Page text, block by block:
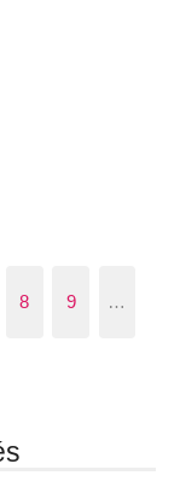
8 9 …